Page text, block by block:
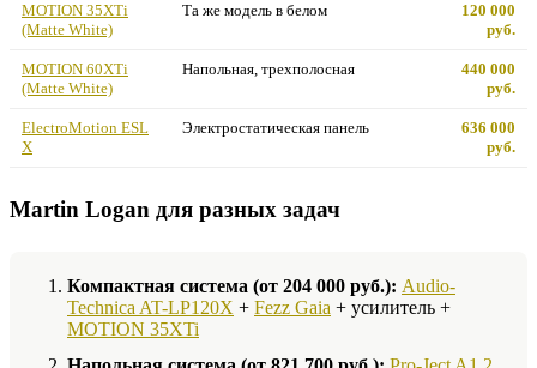
MOTION 35XTi
(Matte White)
Та же модель в белом
120 000
руб.
MOTION 60XTi
(Matte White)
Напольная, трехполосная
440 000
руб.
ElectroMotion ESL
X
Электростатическая панель
636 000
руб.
Martin Logan для разных задач
Компактная система (от 204 000 руб.): Audio-
Technica AT-LP120X + Fezz Gaia + усилитель +
MOTION 35XTi